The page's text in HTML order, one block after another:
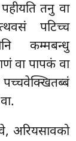
तनु वा
पटिच्च
कम्मबन्धु
वा पापकं वा
अरियसावको